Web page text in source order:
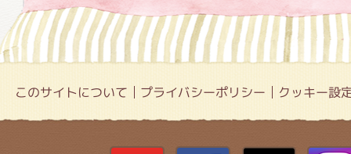
このサイトについて プライバシーポリシー クッキー設